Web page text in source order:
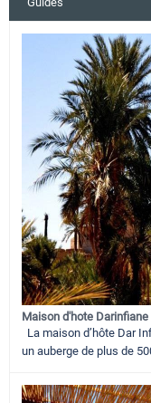
Maison d'hote Darinfiane
La maison d’hôte Dar
un auberge de plus de